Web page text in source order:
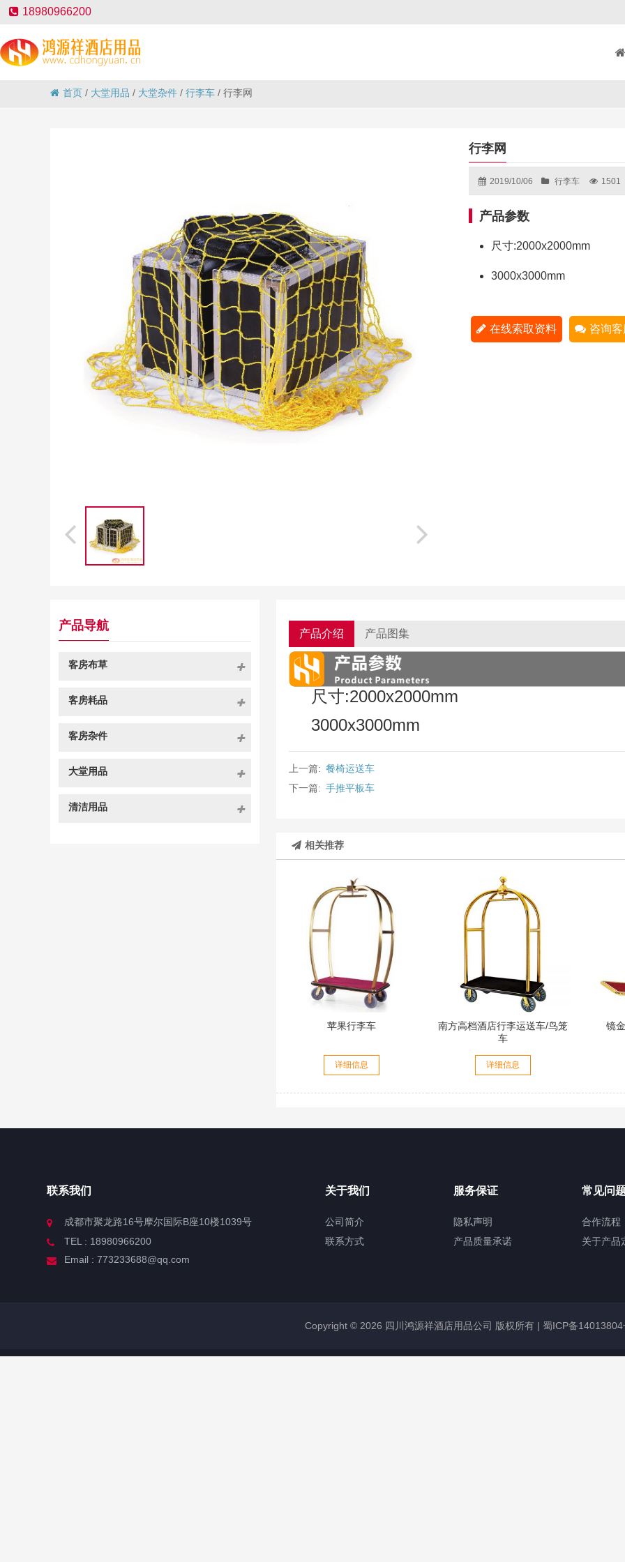
18980966200
首页 / 大堂用品 / 大堂杂件 / 行李车 / 行李网
行李网
2019/10/06 行李车 1501
产品参数
尺寸:2000x2000mm
3000x3000mm
在线索取资料 咨询
产品介绍 产品图集
尺寸:2000x2000mm
3000x3000mm
上一篇: 餐椅运送车
下一篇: 手推平板车
相关推荐
苹果行李车
详细信息
南方高档酒店行李运送车/鸟笼
车
详细信息
镜
产品导航
客房布草
客房耗品
客房杂件
大堂用品
清洁用品
联系我们
成都市聚龙路16号摩尔国际B座10楼1039号
TEL : 18980966200
Email : 773233688@qq.com
关于我们
公司简介
联系方式
服务保证
隐私声明
产品质量承诺
常见问
合作流程
关于产品
Copyright © 2026 四川鸿源祥酒店用品公司 版权所有 | 蜀ICP备14013804